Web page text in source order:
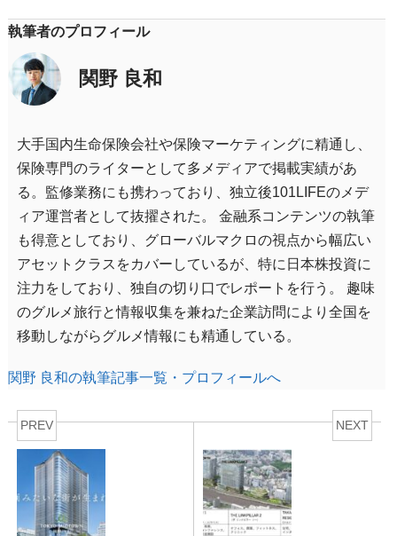
執筆者のプロフィール
関野 良和
大手国内生命保険会社や保険マーケティングに精通し、
保険専門のライターとして多メディアで掲載実績があ
る。監修業務にも携わっており、独立後101LIFEのメデ
ィア運営者として抜擢された。 金融系コンテンツの執筆
も得意としており、グローバルマクロの視点から幅広い
アセットクラスをカバーしているが、特に日本株投資に
注力をしており、独自の切り口でレポートを行う。 趣味
のグルメ旅行と情報収集を兼ねた企業訪問により全国を
移動しながらグルメ情報にも精通している。
関野 良和の執筆記事一覧・プロフィールへ
PREV NEXT